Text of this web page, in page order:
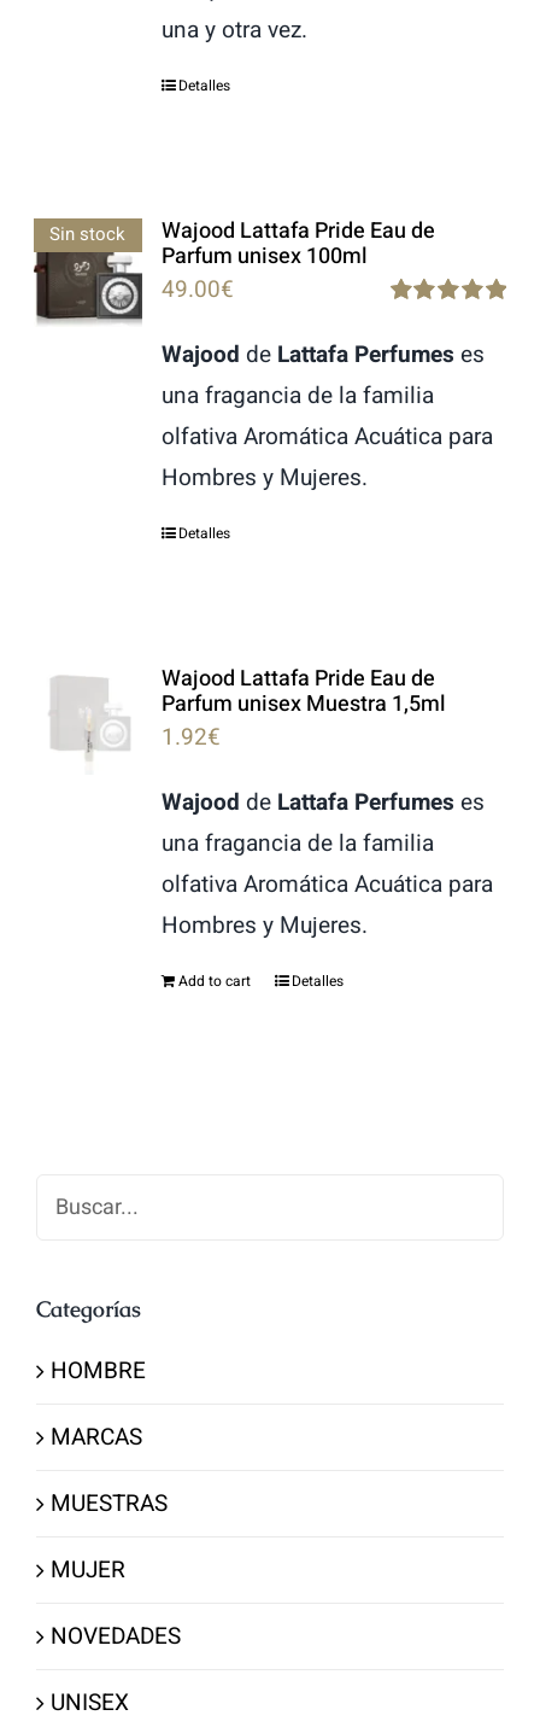
una y otra vez.
Detalles
Sin stock Wajood Lattafa Pride Eau de
Parfum unisex 100ml
out of 5
49.00€
Wajood de Lattafa Perfumes es
una fragancia de la familia
olfativa Aromática Acuática para
Hombres y Mujeres.
Detalles
Wajood Lattafa Pride Eau de
Parfum unisex Muestra 1,5ml
1.92€
Wajood de Lattafa Perfumes es
una fragancia de la familia
olfativa Aromática Acuática para
Hombres y Mujeres.
Add to cart Detalles
Buscar
Categorías
HOMBRE
MARCAS
MUESTRAS
MUJER
NOVEDADES
UNISEX